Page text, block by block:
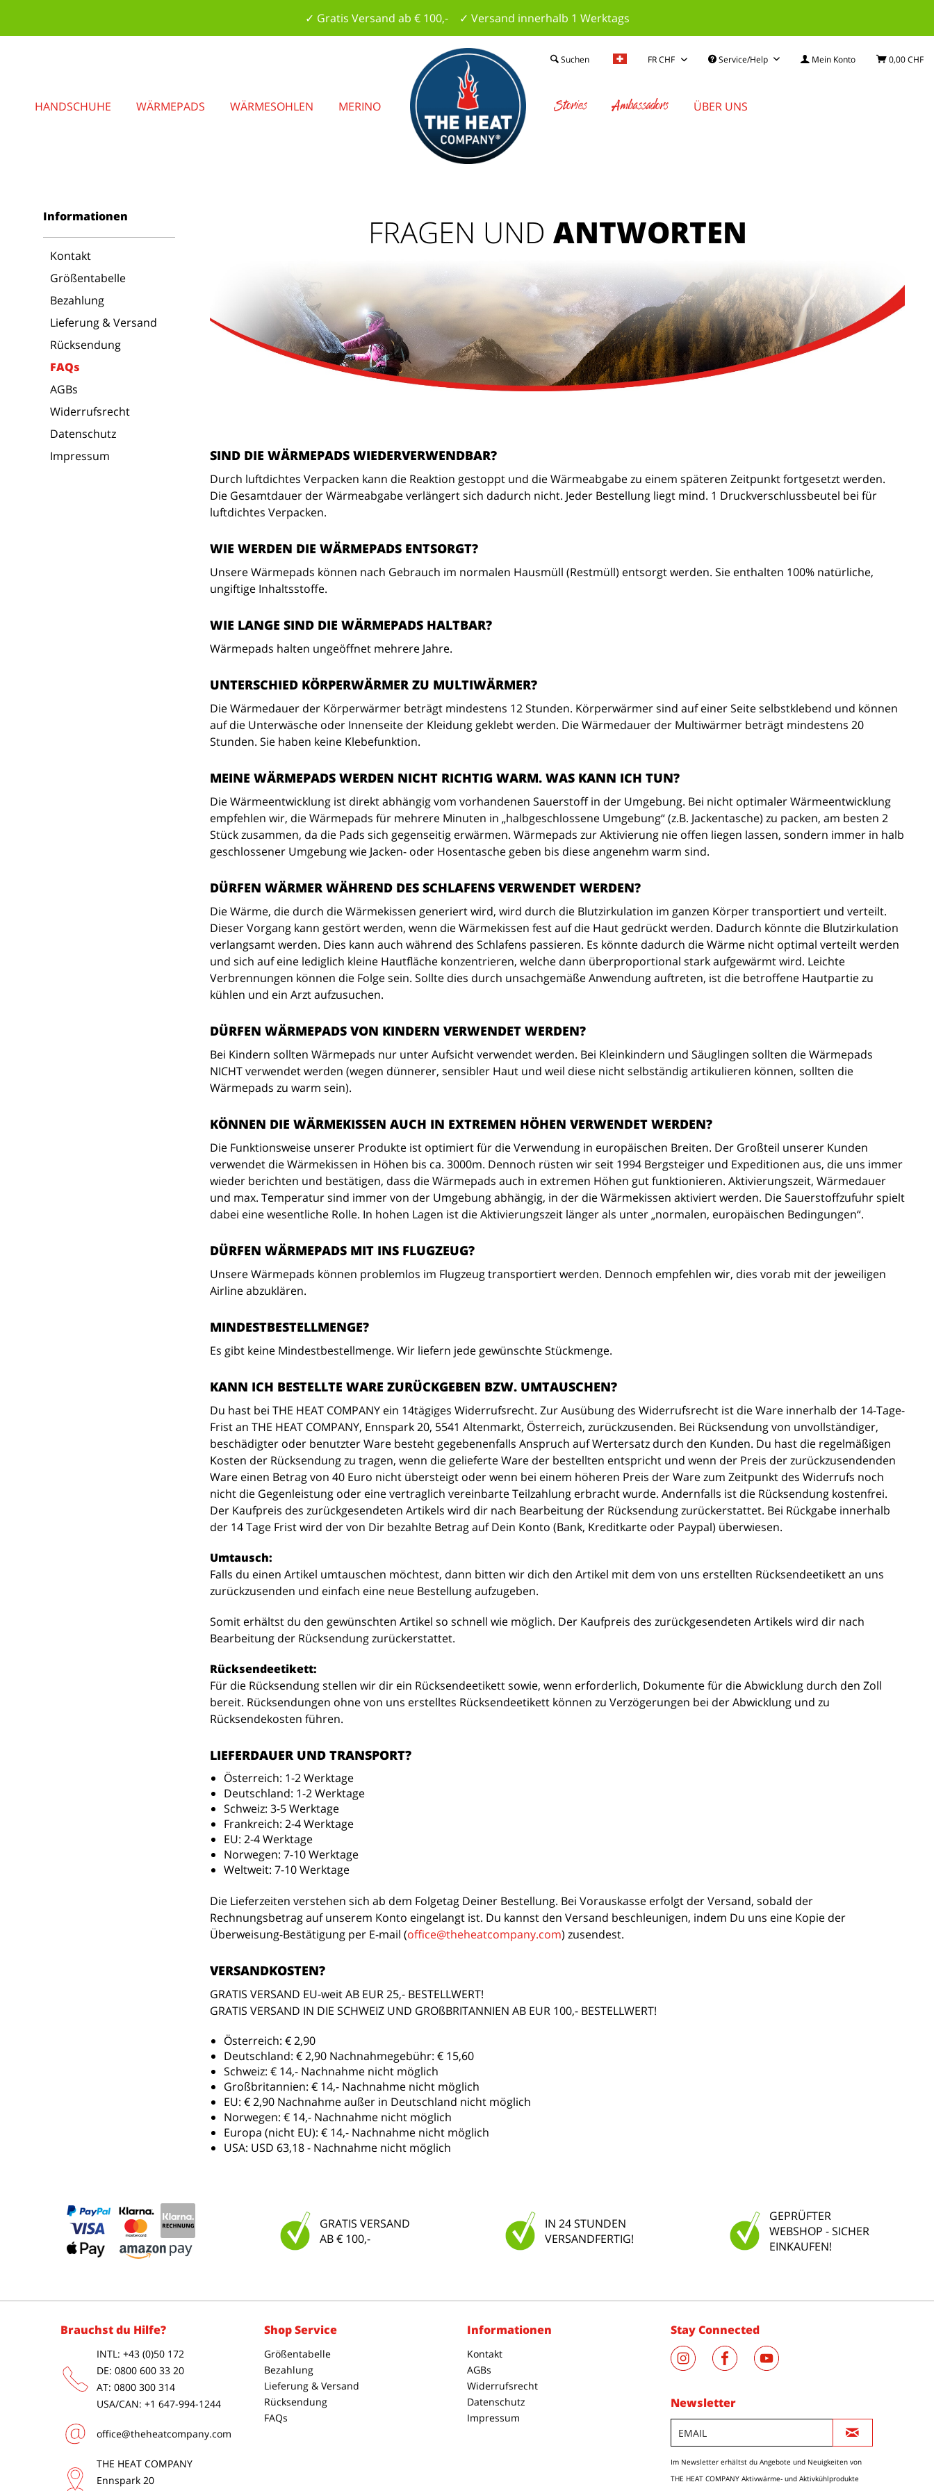
✓ Gratis Versand ab € 100,- ✓ Versand innerhalb 1 Werktags
Service/Help Mein Konto 0,00 CHF
Suchen
HANDSCHUHE WÄRMEPADS WÄRMESOHLEN MERINO Stories Ambassadors ÜBER UNS
Informationen
Kontakt
Größentabelle
Bezahlung
Lieferung & Versand
Rücksendung
FAQs
AGBs
Widerrufsrecht
Datenschutz
Impressum
FRAGEN UND ANTWORTEN
SIND DIE WÄRMEPADS WIEDERVERWENDBAR?
Durch luftdichtes Verpacken kann die Reaktion gestoppt und die Wärmeabgabe zu einem späteren Zeitpunkt fortgesetzt werden.
Die Gesamtdauer der Wärmeabgabe verlängert sich dadurch nicht. Jeder Bestellung liegt mind. 1 Druckverschlussbeutel bei für
luftdichtes Verpacken.
WIE WERDEN DIE WÄRMEPADS ENTSORGT?
Unsere Wärmepads können nach Gebrauch im normalen Hausmüll (Restmüll) entsorgt werden. Sie enthalten 100% natürliche,
ungiftige Inhaltsstoffe.
WIE LANGE SIND DIE WÄRMEPADS HALTBAR?
Wärmepads halten ungeöffnet mehrere Jahre.
UNTERSCHIED KÖRPERWÄRMER ZU MULTIWÄRMER?
Die Wärmedauer der Körperwärmer beträgt mindestens 12 Stunden. Körperwärmer sind auf einer Seite selbstklebend und können
auf die Unterwäsche oder Innenseite der Kleidung geklebt werden. Die Wärmedauer der Multiwärmer beträgt mindestens 20
Stunden. Sie haben keine Klebefunktion.
MEINE WÄRMEPADS WERDEN NICHT RICHTIG WARM. WAS KANN ICH TUN?
Die Wärmeentwicklung ist direkt abhängig vom vorhandenen Sauerstoff in der Umgebung. Bei nicht optimaler Wärmeentwicklung
empfehlen wir, die Wärmepads für mehrere Minuten in „halbgeschlossene Umgebung“ (z.B. Jackentasche) zu packen, am besten 2
Stück zusammen, da die Pads sich gegenseitig erwärmen. Wärmepads zur Aktivierung nie offen liegen lassen, sondern immer in halb
geschlossener Umgebung wie Jacken- oder Hosentasche geben bis diese angenehm warm sind.
DÜRFEN WÄRMER WÄHREND DES SCHLAFENS VERWENDET WERDEN?
Die Wärme, die durch die Wärmekissen generiert wird, wird durch die Blutzirkulation im ganzen Körper transportiert und verteilt.
Dieser Vorgang kann gestört werden, wenn die Wärmekissen fest auf die Haut gedrückt werden. Dadurch könnte die Blutzirkulation
verlangsamt werden. Dies kann auch während des Schlafens passieren. Es könnte dadurch die Wärme nicht optimal verteilt werden
und sich auf eine lediglich kleine Hautfläche konzentrieren, welche dann überproportional stark aufgewärmt wird. Leichte
Verbrennungen können die Folge sein. Sollte dies durch unsachgemäße Anwendung auftreten, ist die betroffene Hautpartie zu
kühlen und ein Arzt aufzusuchen.
DÜRFEN WÄRMEPADS VON KINDERN VERWENDET WERDEN?
Bei Kindern sollten Wärmepads nur unter Aufsicht verwendet werden. Bei Kleinkindern und Säuglingen sollten die Wärmepads
NICHT verwendet werden (wegen dünnerer, sensibler Haut und weil diese nicht selbständig artikulieren können, sollten die
Wärmepads zu warm sein).
KÖNNEN DIE WÄRMEKISSEN AUCH IN EXTREMEN HÖHEN VERWENDET WERDEN?
Die Funktionsweise unserer Produkte ist optimiert für die Verwendung in europäischen Breiten. Der Großteil unserer Kunden
verwendet die Wärmekissen in Höhen bis ca. 3000m. Dennoch rüsten wir seit 1994 Bergsteiger und Expeditionen aus, die uns immer
wieder berichten und bestätigen, dass die Wärmepads auch in extremen Höhen gut funktionieren. Aktivierungszeit, Wärmedauer
und max. Temperatur sind immer von der Umgebung abhängig, in der die Wärmekissen aktiviert werden. Die Sauerstoffzufuhr spielt
dabei eine wesentliche Rolle. In hohen Lagen ist die Aktivierungszeit länger als unter „normalen, europäischen Bedingungen“.
DÜRFEN WÄRMEPADS MIT INS FLUGZEUG?
Unsere Wärmepads können problemlos im Flugzeug transportiert werden. Dennoch empfehlen wir, dies vorab mit der jeweiligen
Airline abzuklären.
MINDESTBESTELLMENGE?
Es gibt keine Mindestbestellmenge. Wir liefern jede gewünschte Stückmenge.
KANN ICH BESTELLTE WARE ZURÜCKGEBEN BZW. UMTAUSCHEN?
Du hast bei THE HEAT COMPANY ein 14tägiges Widerrufsrecht. Zur Ausübung des Widerrufsrecht ist die Ware innerhalb der 14-Tage-
Frist an THE HEAT COMPANY, Ennspark 20, 5541 Altenmarkt, Österreich, zurückzusenden. Bei Rücksendung von unvollständiger,
beschädigter oder benutzter Ware besteht gegebenenfalls Anspruch auf Wertersatz durch den Kunden. Du hast die regelmäßigen
Kosten der Rücksendung zu tragen, wenn die gelieferte Ware der bestellten entspricht und wenn der Preis der zurückzusendenden
Ware einen Betrag von 40 Euro nicht übersteigt oder wenn bei einem höheren Preis der Ware zum Zeitpunkt des Widerrufs noch
nicht die Gegenleistung oder eine vertraglich vereinbarte Teilzahlung erbracht wurde. Andernfalls ist die Rücksendung kostenfrei.
Der Kaufpreis des zurückgesendeten Artikels wird dir nach Bearbeitung der Rücksendung zurückerstattet. Bei Rückgabe innerhalb
der 14 Tage Frist wird der von Dir bezahlte Betrag auf Dein Konto (Bank, Kreditkarte oder Paypal) überwiesen.
Umtausch:
Falls du einen Artikel umtauschen möchtest, dann bitten wir dich den Artikel mit dem von uns erstellten Rücksendeetikett an uns
zurückzusenden und einfach eine neue Bestellung aufzugeben.
Somit erhältst du den gewünschten Artikel so schnell wie möglich. Der Kaufpreis des zurückgesendeten Artikels wird dir nach
Bearbeitung der Rücksendung zurückerstattet.
Rücksendeetikett:
Für die Rücksendung stellen wir dir ein Rücksendeetikett sowie, wenn erforderlich, Dokumente für die Abwicklung durch den Zoll
bereit. Rücksendungen ohne von uns erstelltes Rücksendeetikett können zu Verzögerungen bei der Abwicklung und zu
Rücksendekosten führen.
LIEFERDAUER UND TRANSPORT?
Österreich: 1-2 Werktage
Deutschland: 1-2 Werktage
Schweiz: 3-5 Werktage
Frankreich: 2-4 Werktage
EU: 2-4 Werktage
Norwegen: 7-10 Werktage
Weltweit: 7-10 Werktage
Die Lieferzeiten verstehen sich ab dem Folgetag Deiner Bestellung. Bei Vorauskasse erfolgt der Versand, sobald der
Rechnungsbetrag auf unserem Konto eingelangt ist. Du kannst den Versand beschleunigen, indem Du uns eine Kopie der
Überweisung-Bestätigung per E-mail (office@theheatcompany.com) zusendest.
VERSANDKOSTEN?
GRATIS VERSAND EU-weit AB EUR 25,- BESTELLWERT!
GRATIS VERSAND IN DIE SCHWEIZ UND GROßBRITANNIEN AB EUR 100,- BESTELLWERT!
Österreich: € 2,90
Deutschland: € 2,90 Nachnahmegebühr: € 15,60
Schweiz: € 14,- Nachnahme nicht möglich
Großbritannien: € 14,- Nachnahme nicht möglich
EU: € 2,90 Nachnahme außer in Deutschland nicht möglich
Norwegen: € 14,- Nachnahme nicht möglich
Europa (nicht EU): € 14,- Nachnahme nicht möglich
USA: USD 63,18 - Nachnahme nicht möglich
GRATIS VERSAND
AB € 100,-
IN 24 STUNDEN
VERSANDFERTIG!
GEPRÜFTER
WEBSHOP - SICHER
EINKAUFEN!
Brauchst du Hilfe?
INTL: +43 (0)50 172
DE: 0800 600 33 20
AT: 0800 300 314
USA/CAN: +1 647-994-1244
office@theheatcompany.com
THE HEAT COMPANY
Ennspark 20
Shop Service
Größentabelle
Bezahlung
Lieferung & Versand
Rücksendung
FAQs
Informationen
Kontakt
AGBs
Widerrufsrecht
Datenschutz
Impressum
Stay Connected
Newsletter
Im Newsletter erhältst du Angebote und Neuigkeiten von
THE HEAT COMPANY Aktivwärme- und Aktivkühlprodukte